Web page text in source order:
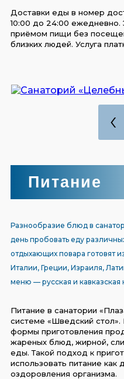
Доставки еды в номер
10:00 до 24:00 ежедневно.
приёмом пищи без
близких людей. Услуга
‹
Питание
Разнообразие блюд в
день пробовать еду
отдыхающих повара готовят
Италии, Греции, Израиля,
меню — русская и кавказская
Питание в санатории
системе «Шведский
формы приготовления
жареных блюд, жирной,
еды. Такой подход к
использовать питание
оздоровления организма.